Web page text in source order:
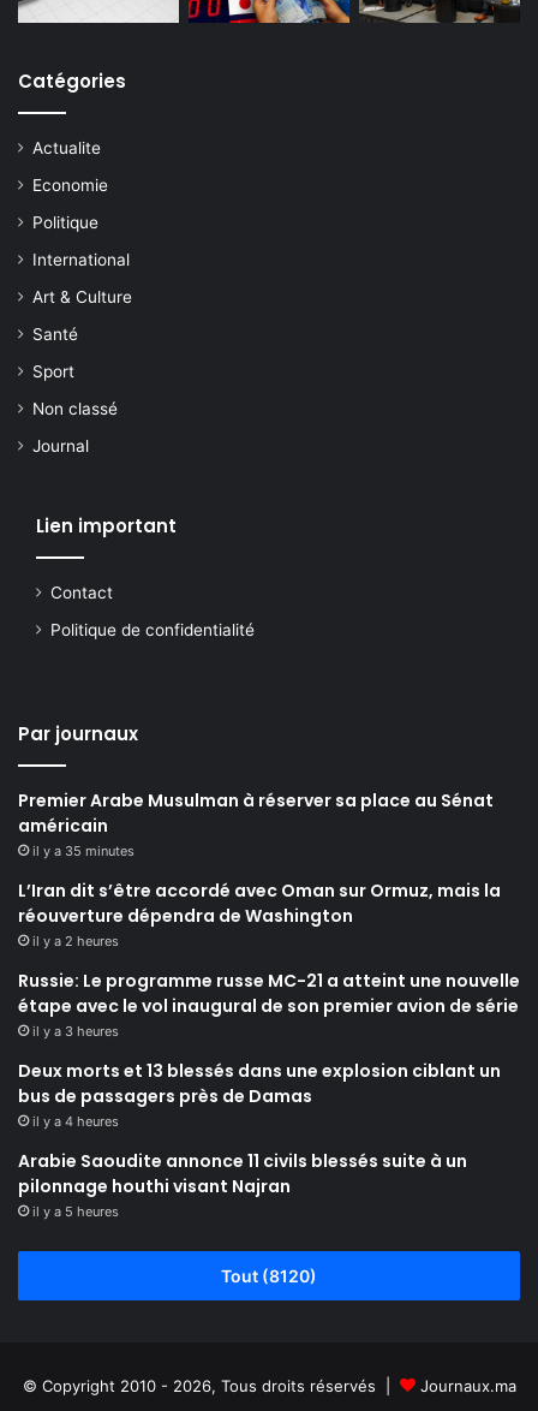
Catégories
Actualite
Economie
Politique
International
Art & Culture
Santé
Sport
Non classé
Journal
Lien important
Contact
Politique de confidentialité
Par journaux
Premier Arabe Musulman à réserver sa place au Sénat
américain
il y a 35 minutes
L’Iran dit s’être accordé avec Oman sur Ormuz, mais la
réouverture dépendra de Washington
il y a 2 heures
Russie: Le programme russe MC-21 a atteint une nouvelle
étape avec le vol inaugural de son premier avion de série
il y a 3 heures
Deux morts et 13 blessés dans une explosion ciblant un
bus de passagers près de Damas
il y a 4 heures
Arabie Saoudite annonce 11 civils blessés suite à un
pilonnage houthi visant Najran
il y a 5 heures
Tout (8120)
© Copyright 2010 - 2026, Tous droits réservés | Journaux.ma